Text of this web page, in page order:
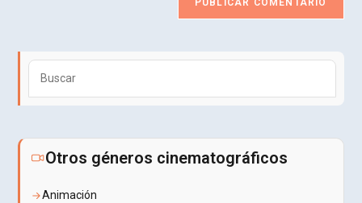
Otros géneros cinematográficos
Animación